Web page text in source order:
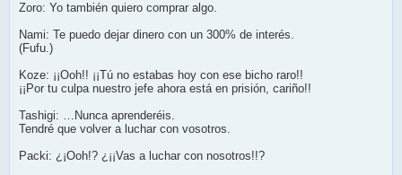
Zoro: Yo también quiero comprar algo.
Nami: Te puedo dejar dinero con un 300% de interés.
(Fufu.)
Koze: ¡¡Ooh!! ¡¡Tú no estabas hoy con ese bicho raro!!
¡¡Por tu culpa nuestro jefe ahora está en prisión, cariño!!
Tashigi: …Nunca aprenderéis.
Tendré que volver a luchar con vosotros.
Packi: ¿¡Ooh!? ¿¡¡Vas a luchar con nosotros!!?